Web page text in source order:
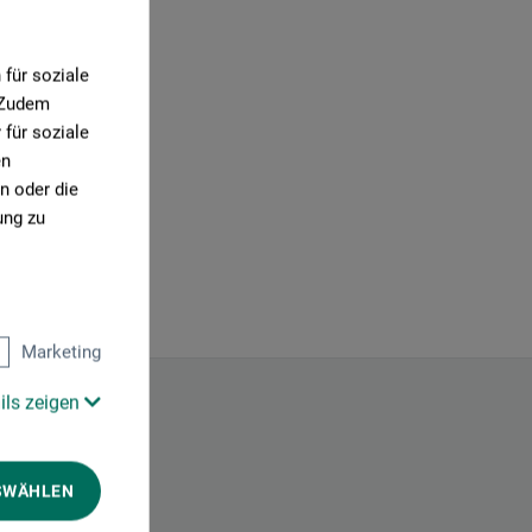
für soziale
für soziale
oder die
zu
Marketing
zeigen